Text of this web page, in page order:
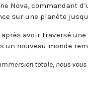
Nova, commandant
sur une planète
après avoir traversé
un nouveau monde
totale, nous